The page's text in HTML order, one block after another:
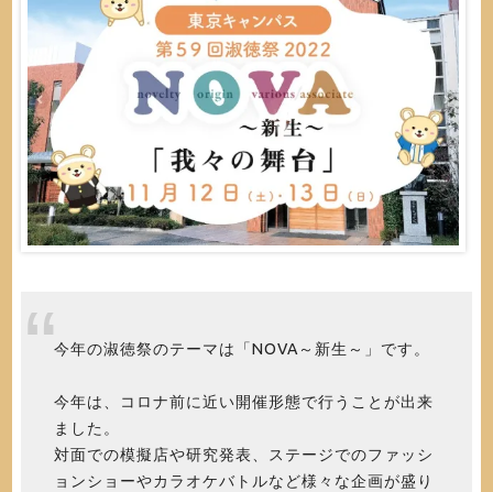
今年の淑徳祭のテーマは「NOVA～新生～」です。
今年は、コロナ前に近い開催形態で行うことが出来
ました。
対面での模擬店や研究発表、ステージでのファッシ
ョンショーやカラオケバトルなど様々な企画が盛り